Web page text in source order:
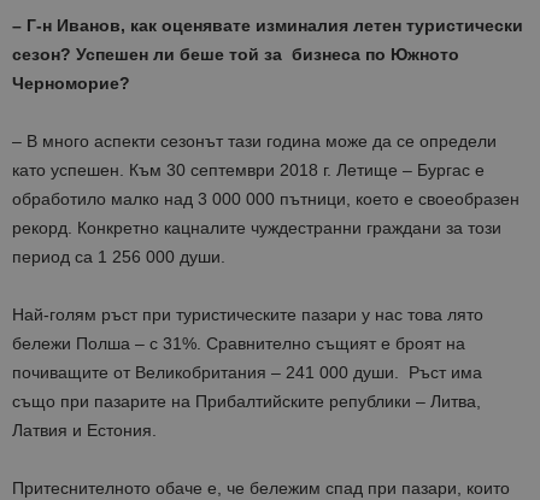
– Г-н Иванов, как оценявате изминалия летен туристически
сезон? Успешен ли беше той за бизнеса по Южното
Черноморие?
– В много аспекти сезонът тази година може да се определи
като успешен. Към 30 септември 2018 г. Летище – Бургас е
обработило малко над 3 000 000 пътници, което е своеобразен
рекорд. Конкретно кацналите чуждестранни граждани за този
период са 1 256 000 души.
Най-голям ръст при туристическите пазари у нас това лято
бележи Полша – с 31%. Сравнително същият е броят на
почиващите от Великобритания – 241 000 души. Ръст има
също при пазарите на Прибалтийските републики – Литва,
Латвия и Естония.
Притеснителното обаче е, че бележим спад при пазари, които